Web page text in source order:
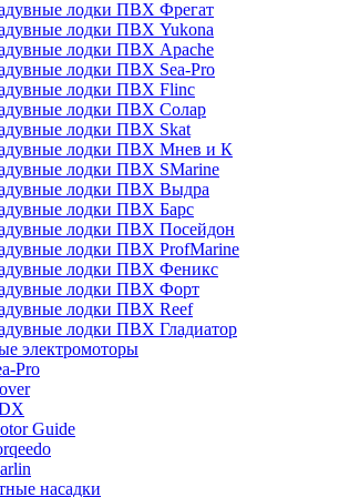
лодки ПВХ Фрегат
лодки ПВХ Yukona
лодки ПВХ Apache
лодки ПВХ Sea-Pro
лодки ПВХ Flinc
лодки ПВХ Солар
лодки ПВХ Skat
лодки ПВХ Мнев и К
лодки ПВХ SMarine
лодки ПВХ Выдра
лодки ПВХ Барс
лодки ПВХ Посейдон
лодки ПВХ ProfMarine
лодки ПВХ Феникс
лодки ПВХ Форт
лодки ПВХ Reef
лодки ПВХ Гладиатор
электромоторы
Pro
Guide
насадки